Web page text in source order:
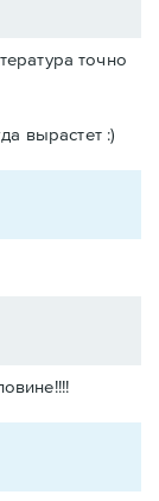
точно
вырастет :)